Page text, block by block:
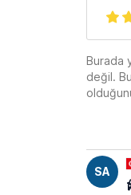
Burada
değil.
SA